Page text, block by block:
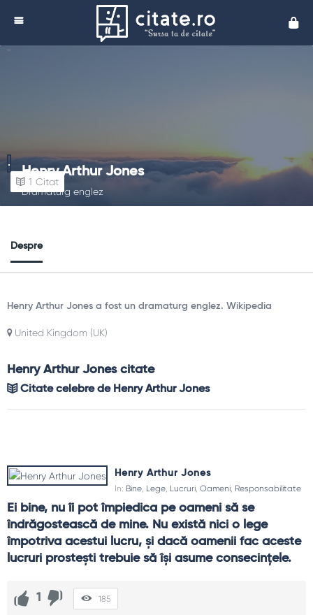
Henry Arthur Jones
Dramaturg englez
1 Citat
Despre
Henry Arthur Jones a fost un dramaturg englez. Wikipedia
United Kingdom (UK)
Henry Arthur Jones citate
Citate celebre de Henry Arthur Jones
Henry Arthur Jones
In: Bine, Lege, Lucruri, Oameni, Responsabilitate
Ei bine, nu îi pot împiedica pe oameni să se
îndrăgostească de mine. Nu există nici o lege
împotriva acestui lucru, și dacă oamenii fac aceste
lucruri prostești trebuie să își asume consecințele.
1 185